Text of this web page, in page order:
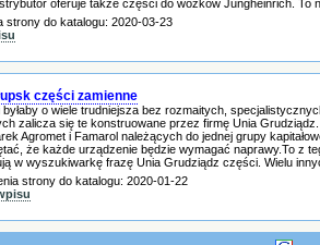
oferuje także części do wózków Jungheinrich. To
strony do katalogu: 2020-03-23
części zamienne
o wiele trudniejsza bez rozmaitych,
zalicza się te konstruowane przez firmę Unia
Agromet i Famarol należących do jednej grupy
że każde urządzenie będzie wymagać naprawy.To z
w wyszukiwarkę frazę Unia Grudziądz części. Wielu
strony do katalogu: 2020-01-22